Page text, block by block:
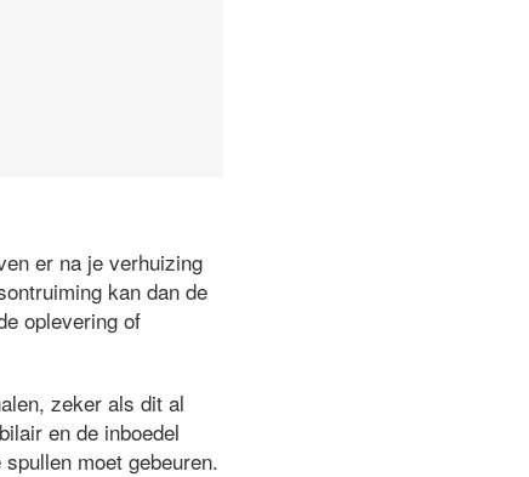
er na je verhuizing
kan dan de
oplevering of
zeker als dit al
en de inboedel
moet gebeuren.